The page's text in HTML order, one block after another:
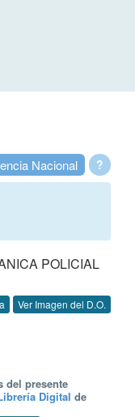
?
Nacional
POLICIAL
Ver Imagen del D.O.
del presente
Digital de